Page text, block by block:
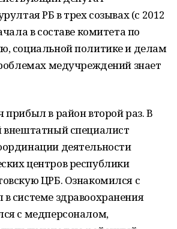
РБ в трех созывах (с 2012
в составе комитета по
социальной политике и делам
медучреждений знает
прибыл в район второй раз. В
внештатный специалист
деятельности
центров республики
ЦРБ. Ознакомился с
системе здравоохранения
с медперсоналом,